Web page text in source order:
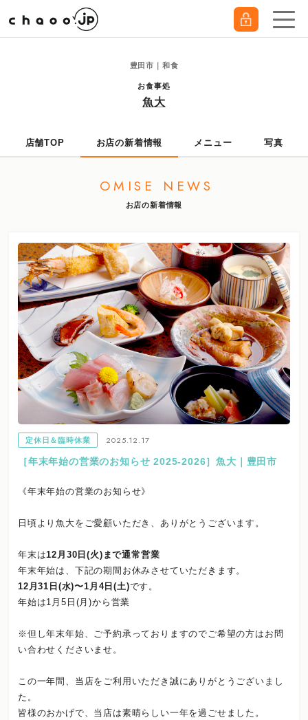
豊田市｜和食
お食事処
魚大
店舗TOP お店の新着情報 メニュー 写真
OMISE NEWS
お店の新着情報
定休日＆臨時休業
2025.12.17
［年末年始の営業のお知らせ 2025-2026］魚大｜豊田市
《年末年始の営業のお知らせ》
日頃より魚大をご愛顧いただき、ありがとうございます。
年末は12月30日(火)まで通常営業
年末年始は、下記の期間お休みさせていただきます。
12月31日(水)〜1月4日(土)です。
年始は1月5日(月)から営業
※但し年末年始、ご予約承っておりますのでご希望の方はお問
い合わせくださいませ。
この一年間、当店をご利用いただき誠にありがとうございまし
た。
皆様のおかげで、当店は素晴らしい一年を過ごせました。